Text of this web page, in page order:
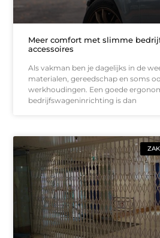
Meer comfort met slimme
accessoires
Als vakman ben je dagelijks in de
materialen, gereedschap en soms
werkhoudingen. Een goede
bedrijfswageninrichting is dan